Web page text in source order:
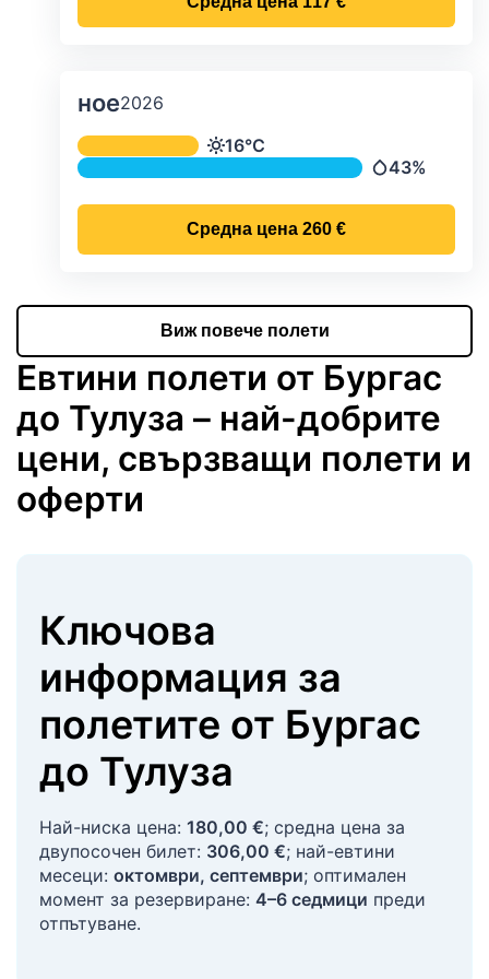
ное2026
Средна месечна температура и
Температура
16°C
Валежи
43%
Средна цена 260 €
Виж повече полети
Евтини полети от Бургас
до Тулуза – най-добрите
цени, свързващи полети и
оферти
Ключова
информация за
полетите от Бургас
до Тулуза
Най-ниска цена: 180,00 €; средна цена за
двупосочен билет: 306,00 €; най-евтини
месеци: октомври, септември; оптимален
момент за резервиране: 4–6 седмици преди
отпътуване.